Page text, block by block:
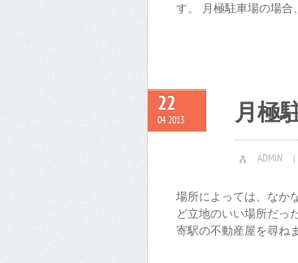
す。 月極駐車場の場
22
04 2013 月極
ADMIN
場所によっては、なか
ど立地のいい場所だっ
寄駅の不動産屋を尋ね